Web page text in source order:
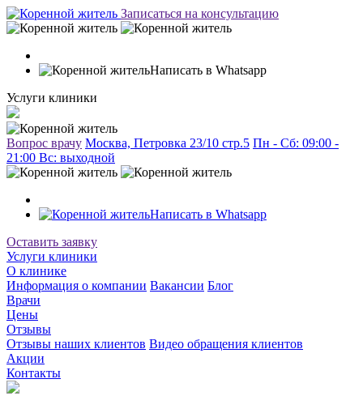
Записаться на консультацию
Написать в Whatsapp
Услуги клиники
Вопрос врачу Москва, Петровка 23/10 стр.5 Пн - Сб: 09:00 -
21:00 Вc: выходной
Написать в Whatsapp
Оставить заявку
Услуги клиники
О клинике
Информация о компании Вакансии Блог
Врачи
Цены
Отзывы
Отзывы наших клиентов Видео обращения клиентов
Акции
Контакты